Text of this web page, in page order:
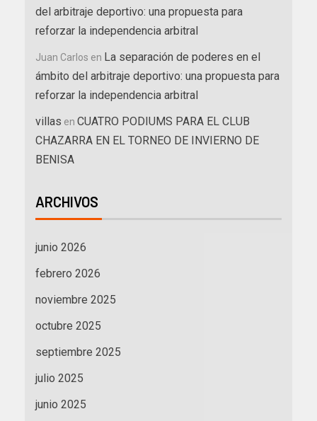
del arbitraje deportivo: una propuesta para
reforzar la independencia arbitral
Juan Carlos en La separación de poderes en el
ámbito del arbitraje deportivo: una propuesta para
reforzar la independencia arbitral
villas en CUATRO PODIUMS PARA EL CLUB
CHAZARRA EN EL TORNEO DE INVIERNO DE
BENISA
ARCHIVOS
junio 2026
febrero 2026
noviembre 2025
octubre 2025
septiembre 2025
julio 2025
junio 2025